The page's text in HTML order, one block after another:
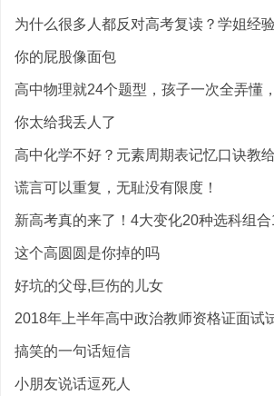
为什么很多人都反对高考复读？学姐经
你的屁股像面包
高中物理就24个题型，孩子一次全弄懂
你太给我丢人了
高中化学不好？元素周期表记忆口诀教
谎言可以重复，无耻没有限度！
新高考真的来了！4大变化20种选科组
这个高圆圆是你掉的吗
好坑的父母,巨伤的儿女
2018年上半年高中政治教师资格证面试
搞笑的一句话短信
小朋友说话逗死人